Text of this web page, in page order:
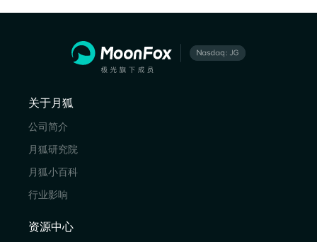
关于月狐
公司简介
月狐研究院
月狐小百科
行业影响
资源中心